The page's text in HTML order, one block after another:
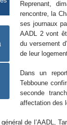
Reprenant,
rencontre, la
ses journaux
AADL 2 vont
du versement
de leur
Dans un
Tebboune
seconde
affectation des
de l’AADL,